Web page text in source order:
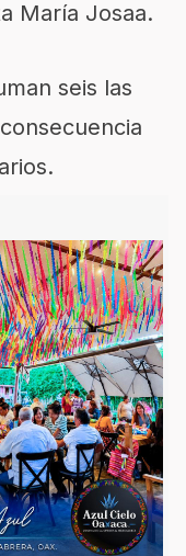
María Josaa.
seis las